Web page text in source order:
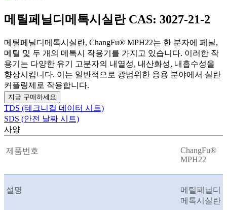
메틸페닐디메톡시실란 CAS: 3027-21-2
메틸페닐디메톡시실란, ChangFu® MPH22는 한 분자에 페닐,
메틸 및 두 개의 메톡시 작용기를 가지고 있습니다. 이러한 작
용기는 다양한 유기 고분자의 내열성, 내산화성, 내흡수성을
향상시킵니다. 이는 일반적으로 광범위한 응용 분야에서 실란
커플링제로 작용합니다.
지금 구매하세요
TDS (테크니컬 데이터 시트)
SDS (안전 날짜 시트)
사양
제품번호
ChangFu®
MPH22
설명
메틸페닐디
메톡시실란